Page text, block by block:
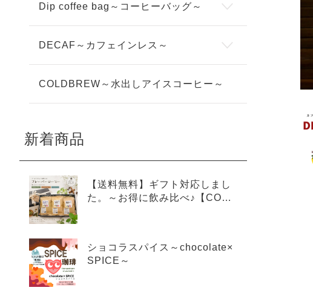
Dip coffee bag～コーヒーバッグ～
DECAF～カフェインレス～
COLDBREW～水出しアイスコーヒー～
新着商品
【送料無料】ギフト対応しまし
た。～お得に飲み比べ♪【COLD
ショコラスパイス～chocolate×
SPICE～